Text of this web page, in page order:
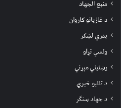
منبع الجهاد
د غازیانو کاروان
بدري لښکر
ولسي تړاو
رښتیني مېړني
د تللیو خبري
د جهاد سنګر